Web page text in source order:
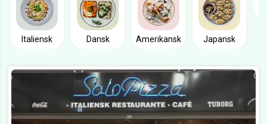
Italiensk Dansk Amerikansk Japansk